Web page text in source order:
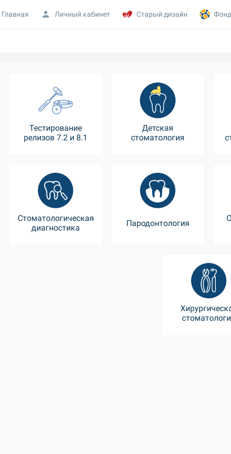
Тестирование
релизов 7.2 и 8.1
Детская
стоматология
Стоматологическая
диагностика
Пародонтология
Главная Личный кабинет Старый дизайн